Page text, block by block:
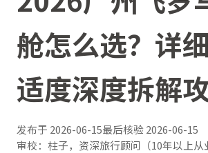
舱怎么选？详
适度深度拆解
发布于 2026-06-15最后核验2026-06-15
审校：柱子，资深旅行顾问（10年以上从